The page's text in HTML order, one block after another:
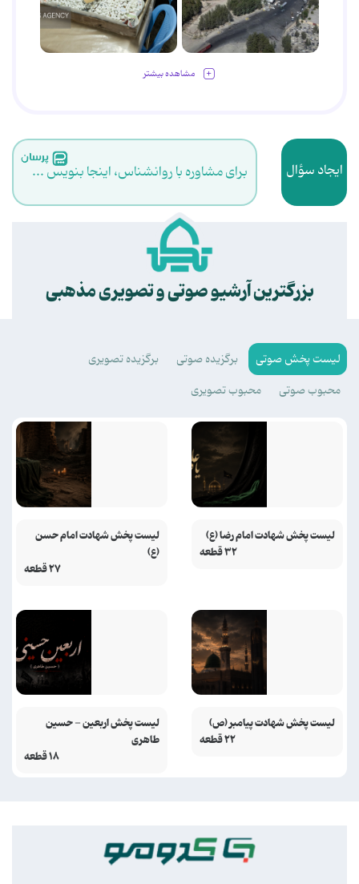
مشاهده بیشتر
ایجاد سؤال برای مشاوره با روانشناس، اینجا بنویس ...
.
بزرگترین آرشیو صوتی و تصویری مذهبی
لیست پخش صوتی برگزیده صوتی
برگزیده تصویری
محبوب صوتی
محبوب تصویری
۳۲ قطعه
لیست پخش شهادت امام رضا (ع)
۲۷ قطعه
لیست پخش شهادت امام حسن
(ع)
۲۲ قطعه
لیست پخش شهادت پیامبر (ص)
۱۸ قطعه
لیست پخش اربعین - حسین
طاهری